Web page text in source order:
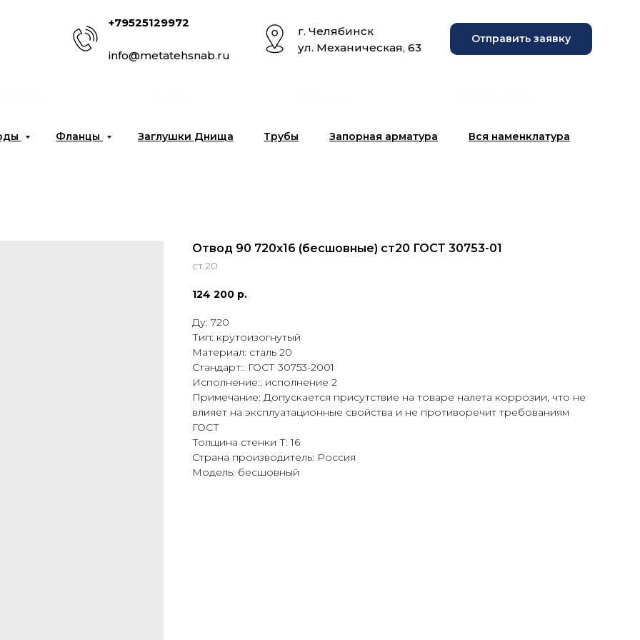
+79525129972
info@metatehsnab.ru
г. Челябинск
ул. Механическая, 63
Отправить заявку
Фланцы Заглушки Днища Трубы Запорная арматура Вся наменклатура
Отвод 90 720х16 (бесшовные) ст20 ГОСТ 30753-01
ст.20
124 200 р.
Ду: 720
Тип: крутоизогнутый
Материал: сталь 20
Стандарт:: ГОСТ 30753-2001
Исполнение:: исполнение 2
Примечание: Допускается присутствие на товаре налета коррозии, что не
влияет на эксплуатационные свойства и не противоречит требованиям
ГОСТ
Толщина стенки Т: 16
Страна производитель: Россия
Модель: бесшовный